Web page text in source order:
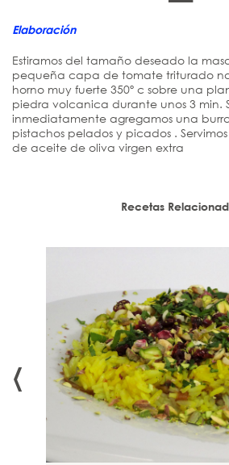
Elaboración
Estiramos del tamaño deseado la
pequeña capa de tomate triturado
horno muy fuerte 350º c sobre una
piedra volcanica durante unos 3 min.
inmediatamente agregamos una
pistachos pelados y picados .
de aceite de oliva virgen extra
Recetas
‹